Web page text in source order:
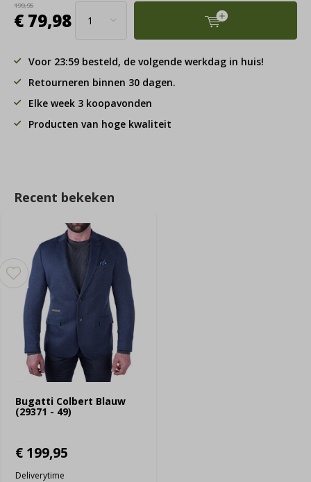
199,95
€ 79,98
Voor 23:59 besteld, de volgende werkdag in huis!
Retourneren binnen 30 dagen.
Elke week 3 koopavonden
Producten van hoge kwaliteit
Recent bekeken
Bugatti Colbert Blauw
(29371 - 49)
€ 199,95
Deliverytime